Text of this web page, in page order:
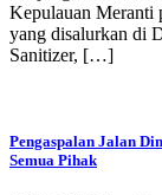
Kepulauan Meranti
yang disalurkan di
Sanitizer, […]
Pengaspalan Jalan
Semua Pihak